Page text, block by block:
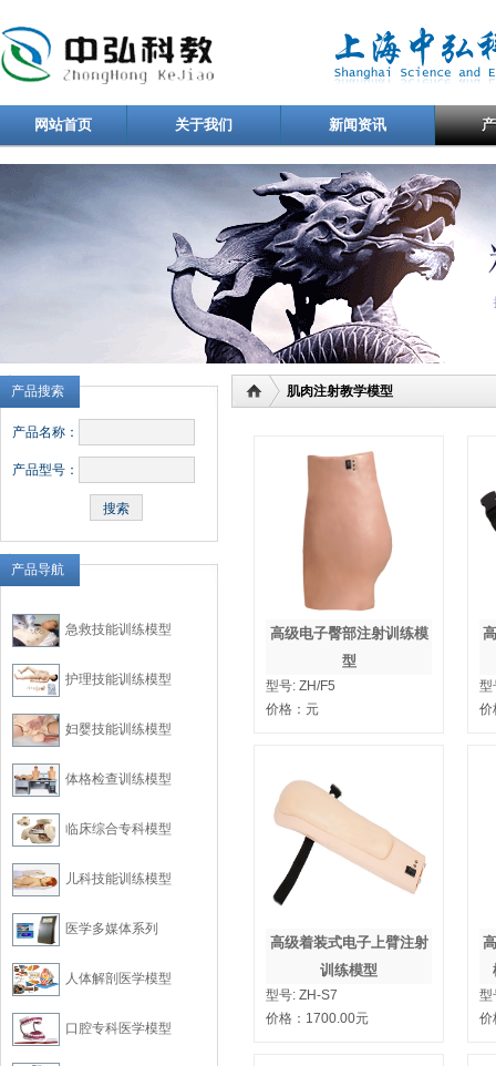
网站首页 关于我们 新闻资讯
产品搜索
产品名称：
产品型号：
产品导航
急救技能训练模型
护理技能训练模型
妇婴技能训练模型
体格检查训练模型
临床综合专科模型
儿科技能训练模型
医学多媒体系列
人体解剖医学模型
口腔专科医学模型
肌肉注射教学模型
高级电子臀部注射训练模
型
型号:ZH/F5
价格： 元
价
高级着装式电子上臂注射
训练模型
型号:ZH-S7
价格： 1700.00元
价